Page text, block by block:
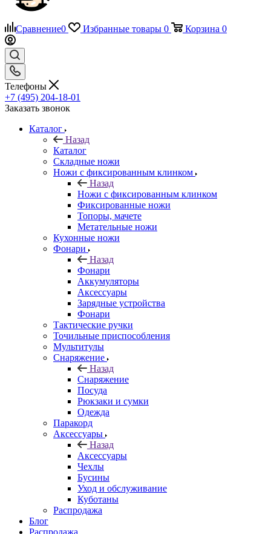
Сравнение0 Избранные товары 0 Корзина 0
Телефоны
+7 (495) 204-18-01
Заказать звонок
Каталог
Назад
Каталог
Складные ножи
Ножи с фиксированным клинком
Назад
Ножи с фиксированным клинком
Фиксированные ножи
Топоры, мачете
Метательные ножи
Кухонные ножи
Фонари
Назад
Фонари
Аккумуляторы
Аксессуары
Зарядные устройства
Фонари
Тактические ручки
Точильные приспособления
Мультитулы
Снаряжение
Назад
Снаряжение
Посуда
Рюкзаки и сумки
Одежда
Паракорд
Аксессуары
Назад
Аксессуары
Чехлы
Бусины
Уход и обслуживание
Куботаны
Распродажа
Блог
Распродажа